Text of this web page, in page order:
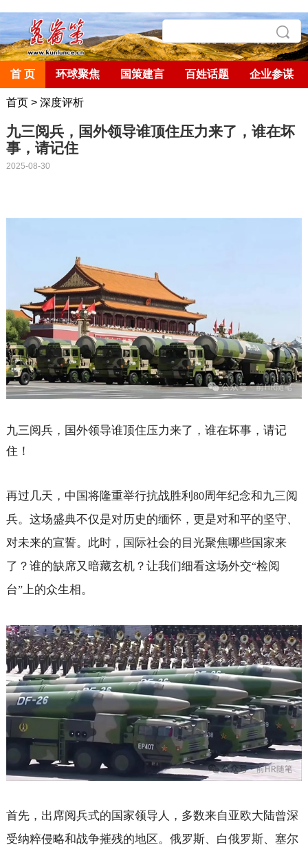
首 页 环球聚焦 国策建言 百姓话题 企业参谋
首页> 深度评析
九三阅兵，国外领导谁顶住压力来了，谁在坏
事，请记住
2025-08-30
九三阅兵，国外领导谁顶住压力来了，谁在坏事，请记
住！
再过几天，中国将隆重举行抗战胜利 80周年纪念和九三阅
兵。这场盛典不仅是对历史的缅怀，更是对和平的坚守、
对未来的宣誓。此时，国际社会的目光聚焦哪些国家来
了？谁的缺席又暗藏玄机？让我们细看这场外交“检阅
台”上的众生相。
首先，出席阅兵式的国家领导人，多数来自亚欧大陆曾深
受纳粹侵略和战争摧残的地区。俄罗斯、白俄罗斯、塞尔